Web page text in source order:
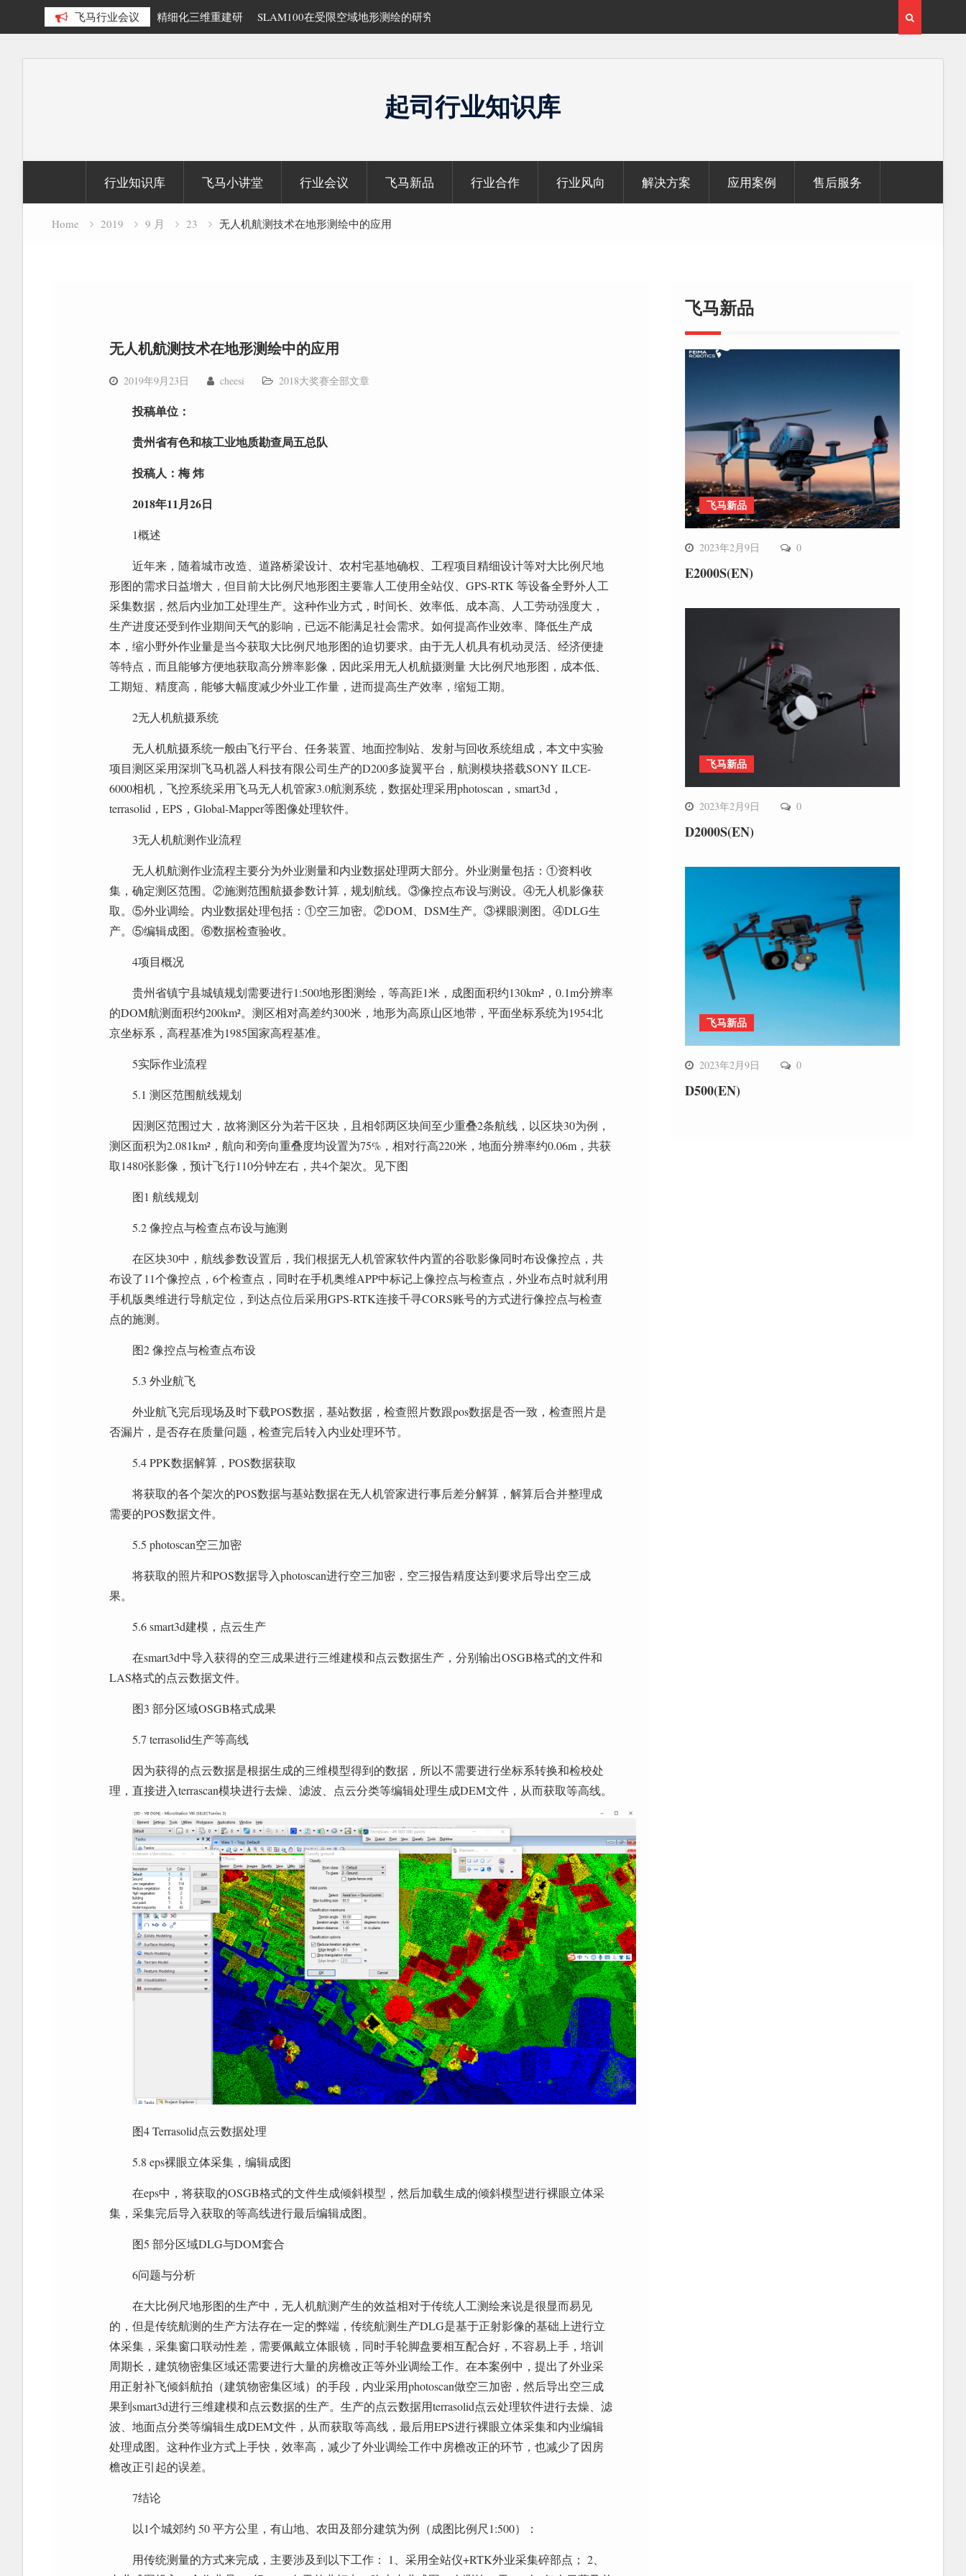
飞马行业会议
源数据融合精细化三维重建研 SLAM100在受限空域地形测绘的研究与应用
云数据及正射影像
无人机倾斜摄影在制造业信息化建设中的应用
起司行业知识库
行业知识库 飞马小讲堂 行业会议 飞马新品 行业合作 行业风向 解决方案 应用案例 售后服务
Home 2019 9 月 23 无人机航测技术在地形测绘中的应用
无人机航测技术在地形测绘中的应用
2019年9月23日 cheesi 2018大奖赛全部文章
投稿单位：
贵州省有色和核工业地质勘查局五总队
投稿人：梅 炜
2018年11月26日
1概述
近年来，随着城市改造、道路桥梁设计、农村宅基地确权、工程项目精细设计等对大比例尺地
形图的需求日益增大，但目前大比例尺地形图主要靠人工使用全站仪、GPS-RTK 等设备全野外人工
采集数据，然后内业加工处理生产。这种作业方式，时间长、效率低、成本高、人工劳动强度大，
生产进度还受到作业期间天气的影响，已远不能满足社会需求。如何提高作业效率、降低生产成
本，缩小野外作业量是当今获取大比例尺地形图的迫切要求。由于无人机具有机动灵活、经济便捷
等特点，而且能够方便地获取高分辨率影像，因此采用无人机航摄测量 大比例尺地形图，成本低、
工期短、精度高，能够大幅度减少外业工作量，进而提高生产效率，缩短工期。
2无人机航摄系统
无人机航摄系统一般由飞行平台、任务装置、地面控制站、发射与回收系统组成，本文中实验
项目测区采用深圳飞马机器人科技有限公司生产的D200多旋翼平台，航测模块搭载SONY ILCE-
6000相机，飞控系统采用飞马无人机管家3.0航测系统，数据处理采用photoscan，smart3d，
terrasolid，EPS，Global-Mapper等图像处理软件。
3无人机航测作业流程
无人机航测作业流程主要分为外业测量和内业数据处理两大部分。外业测量包括：①资料收
集，确定测区范围。②施测范围航摄参数计算，规划航线。③像控点布设与测设。④无人机影像获
取。⑤外业调绘。内业数据处理包括：①空三加密。②DOM、DSM生产。③裸眼测图。④DLG生
产。⑤编辑成图。⑥数据检查验收。
4项目概况
贵州省镇宁县城镇规划需要进行1:500地形图测绘，等高距1米，成图面积约130km²，0.1m分辨率
的DOM航测面积约200km²。测区相对高差约300米，地形为高原山区地带，平面坐标系统为1954北
京坐标系，高程基准为1985国家高程基准。
5实际作业流程
5.1 测区范围航线规划
因测区范围过大，故将测区分为若干区块，且相邻两区块间至少重叠2条航线，以区块30为例，
测区面积为2.081km²，航向和旁向重叠度均设置为75%，相对行高220米，地面分辨率约0.06m，共获
取1480张影像，预计飞行110分钟左右，共4个架次。见下图
图1 航线规划
5.2 像控点与检查点布设与施测
在区块30中，航线参数设置后，我们根据无人机管家软件内置的谷歌影像同时布设像控点，共
布设了11个像控点，6个检查点，同时在手机奥维APP中标记上像控点与检查点，外业布点时就利用
手机版奥维进行导航定位，到达点位后采用GPS-RTK连接千寻CORS账号的方式进行像控点与检查
点的施测。
图2 像控点与检查点布设
5.3 外业航飞
外业航飞完后现场及时下载POS数据，基站数据，检查照片数跟pos数据是否一致，检查照片是
否漏片，是否存在质量问题，检查完后转入内业处理环节。
5.4 PPK数据解算，POS数据获取
将获取的各个架次的POS数据与基站数据在无人机管家进行事后差分解算，解算后合并整理成
需要的POS数据文件。
5.5 photoscan空三加密
将获取的照片和POS数据导入photoscan进行空三加密，空三报告精度达到要求后导出空三成
果。
5.6 smart3d建模，点云生产
在smart3d中导入获得的空三成果进行三维建模和点云数据生产，分别输出OSGB格式的文件和
LAS格式的点云数据文件。
图3 部分区域OSGB格式成果
5.7 terrasolid生产等高线
因为获得的点云数据是根据生成的三维模型得到的数据，所以不需要进行坐标系转换和检校处
理，直接进入terrascan模块进行去燥、滤波、点云分类等编辑处理生成DEM文件，从而获取等高线。
图4 Terrasolid点云数据处理
5.8 eps裸眼立体采集，编辑成图
在eps中，将获取的OSGB格式的文件生成倾斜模型，然后加载生成的倾斜模型进行裸眼立体采
集，采集完后导入获取的等高线进行最后编辑成图。
图5 部分区域DLG与DOM套合
6问题与分析
在大比例尺地形图的生产中，无人机航测产生的效益相对于传统人工测绘来说是很显而易见
的，但是传统航测的生产方法存在一定的弊端，传统航测生产DLG是基于正射影像的基础上进行立
体采集，采集窗口联动性差，需要佩戴立体眼镜，同时手轮脚盘要相互配合好，不容易上手，培训
周期长，建筑物密集区域还需要进行大量的房檐改正等外业调绘工作。在本案例中，提出了外业采
用正射补飞倾斜航拍（建筑物密集区域）的手段，内业采用photoscan做空三加密，然后导出空三成
果到smart3d进行三维建模和点云数据的生产。生产的点云数据用terrasolid点云处理软件进行去燥、滤
波、地面点分类等编辑生成DEM文件，从而获取等高线，最后用EPS进行裸眼立体采集和内业编辑
处理成图。这种作业方式上手快，效率高，减少了外业调绘工作中房檐改正的环节，也减少了因房
檐改正引起的误差。
7结论
以1个城郊约 50 平方公里，有山地、农田及部分建筑为例（成图比例尺1:500）：
用传统测量的方式来完成，主要涉及到以下工作： 1、采用全站仪+RTK外业采集碎部点； 2、
飞马新品
飞马新品
2023年2月9日 0
E2000S(EN)
飞马新品
2023年2月9日 0
D2000S(EN)
飞马新品
2023年2月9日 0
D500(EN)